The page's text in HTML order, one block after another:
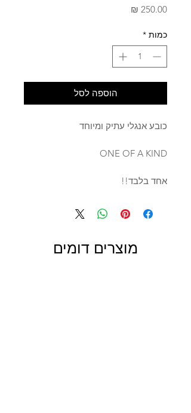
כמות *
הוספה לסל
כובע אנגלי עתיק ומיוחד
ONE OF A KIND
אחד בלבד!!
מוצרים דומים